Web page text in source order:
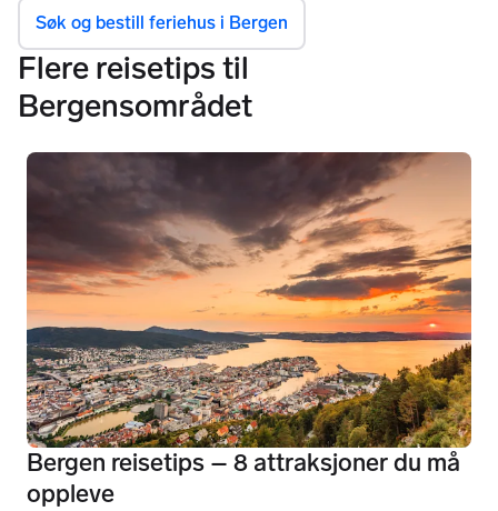
Søk og bestill feriehus i Bergen
Flere reisetips til
Bergensområdet
Bergen reisetips – 8 attraksjoner du må
oppleve